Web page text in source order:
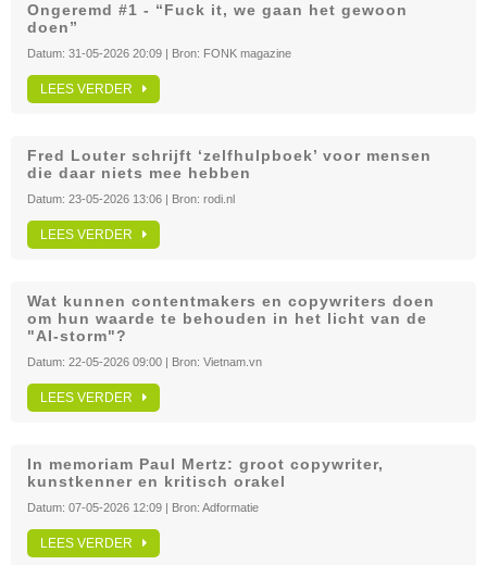
Ongeremd #1 - “Fuck it, we gaan het gewoon
doen”
Datum: 31-05-2026 20:09 | Bron: FONK magazine
LEES VERDER
Fred Louter schrijft ‘zelfhulpboek’ voor mensen
die daar niets mee hebben
Datum: 23-05-2026 13:06 | Bron: rodi.nl
LEES VERDER
Wat kunnen contentmakers en copywriters doen
om hun waarde te behouden in het licht van de
"AI-storm"?
Datum: 22-05-2026 09:00 | Bron: Vietnam.vn
LEES VERDER
In memoriam Paul Mertz: groot copywriter,
kunstkenner en kritisch orakel
Datum: 07-05-2026 12:09 | Bron: Adformatie
LEES VERDER